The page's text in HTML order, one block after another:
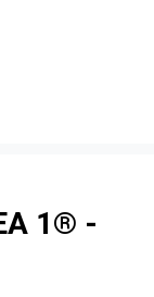
1® -